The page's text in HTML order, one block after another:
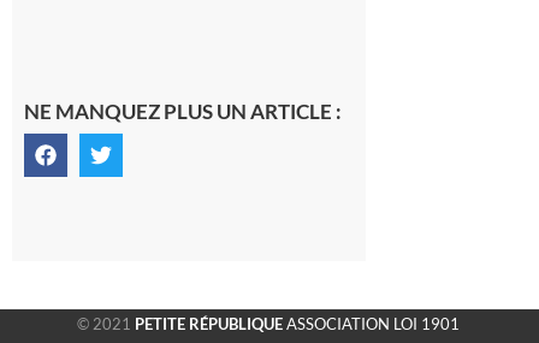
NE MANQUEZ PLUS UN ARTICLE :
© 2021 PETITE RÉPUBLIQUEASSOCIATION LOI 1901